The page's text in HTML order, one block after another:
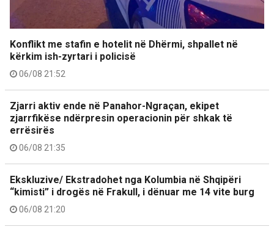
Konflikt me stafin e hotelit në Dhërmi, shpallet në
kërkim ish-zyrtari i policisë
06/08 21:52
Zjarri aktiv ende në Panahor-Ngraçan, ekipet
zjarrfikëse ndërpresin operacionin për shkak të
errësirës
06/08 21:35
Ekskluzive/ Ekstradohet nga Kolumbia në Shqipëri
“kimisti” i drogës në Frakull, i dënuar me 14 vite burg
06/08 21:20